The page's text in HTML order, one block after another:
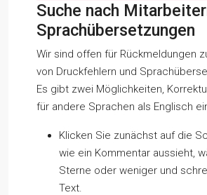
Suche nach
Sprachübersetzungen
Wir sind offen für Rückmeldungen
von Druckfehlern und
Es gibt zwei Möglichkeiten,
für andere Sprachen als Englisch
Klicken Sie zunächst auf die
wie ein Kommentar aussieht,
Sterne oder weniger und
Text.